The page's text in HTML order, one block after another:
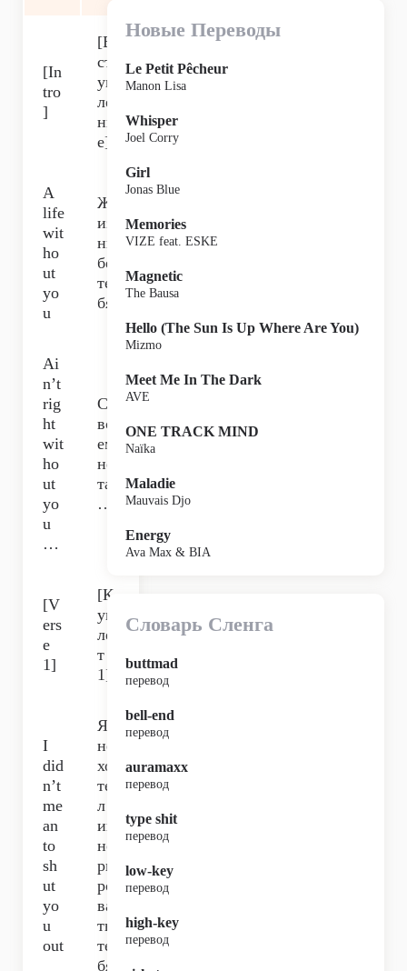
[In
tro
]
[В
ст
уп
ле
ни
е]
A
life
wit
ho
ut
yo
u
Ж
из
нь
без
те
бя
Ai
n’t
rig
ht
wit
ho
ut
yo
u
…
Со
вс
ем
не
та
…
[V
ers
e
1]
[К
уп
ле
т
1]
I
did
n’t
me
an
to
sh
ut
yo
u
out
Я
не
хо
те
л
иг
но
ри
ро
ва
ть
те
бя,
Новые Переводы
Le Petit Pêcheur
Manon Lisa
Whisper
Joel Corry
Girl
Jonas Blue
Memories
VIZE feat. ESKE
Magnetic
The Bausa
Hello (The Sun Is Up Where Are You)
Mizmo
Meet Me In The Dark
AVE
ONE TRACK MIND
Naïka
Maladie
Mauvais Djo
Energy
Ava Max & BIA
Словарь Сленга
buttmad
перевод
bell-end
перевод
auramaxx
перевод
type shit
перевод
low-key
перевод
high-key
перевод